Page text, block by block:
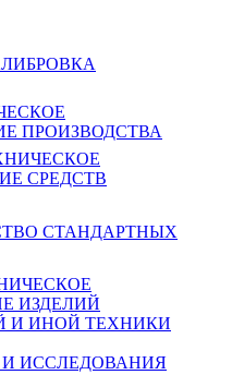
ПРОИЗВОДСТВА
СРЕДСТВ
СТАНДАРТНЫХ
ИЗДЕЛИЙ
И ИНОЙ ТЕХНИКИ
ИССЛЕДОВАНИЯ